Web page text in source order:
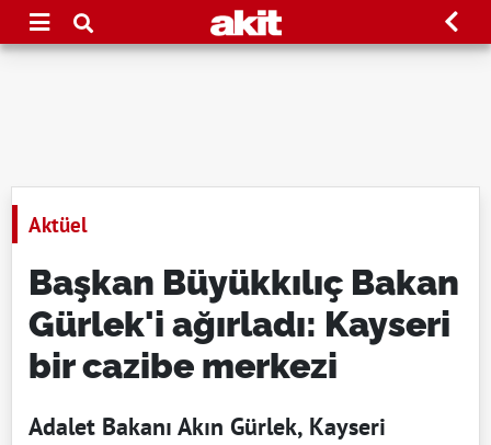
Aktüel
Başkan Büyükkılıç Bakan
Gürlek'i ağırladı: Kayseri
bir cazibe merkezi
Adalet Bakanı Akın Gürlek, Kayseri